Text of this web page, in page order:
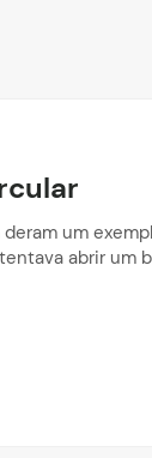
um
abrir um